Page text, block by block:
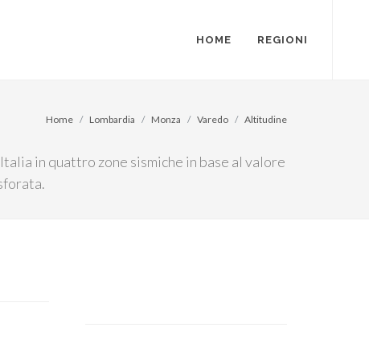
HOME REGIONI
in quattro zone sismiche in base al valore
Home Lombardia Monza Varedo Altitudine